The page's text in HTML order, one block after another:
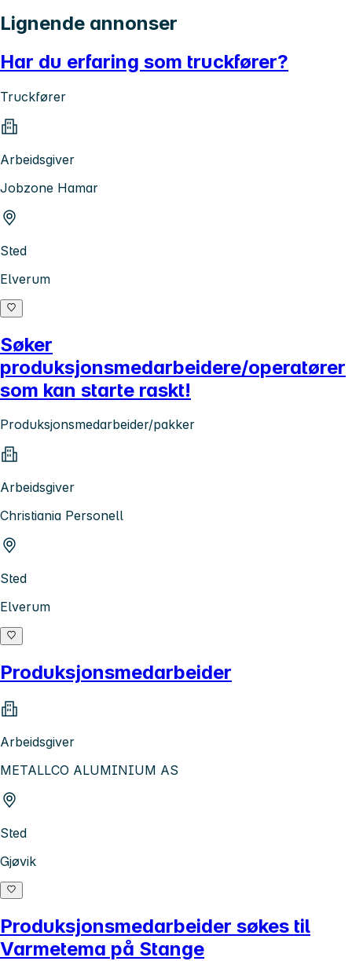
Lignende annonser
Har du erfaring som truckfører?
Truckfører
Arbeidsgiver
Jobzone Hamar
Sted
Elverum
Søker
produksjonsmedarbeidere/operatører
som kan starte raskt!
Produksjonsmedarbeider/pakker
Arbeidsgiver
Christiania Personell
Sted
Elverum
Produksjonsmedarbeider
Arbeidsgiver
METALLCO ALUMINIUM AS
Sted
Gjøvik
Produksjonsmedarbeider søkes til
Varmetema på Stange